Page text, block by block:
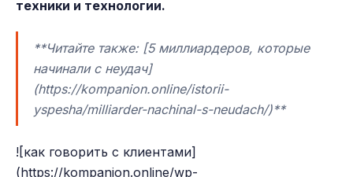
техники и технологии.
**Читайте также: [5 миллиардеров, которые
начинали с неудач]
(https://kompanion.online/istorii-
yspesha/milliarder-nachinal-s-neudach/)**
![как говорить с клиентами]
(https://kompanion.online/wp-